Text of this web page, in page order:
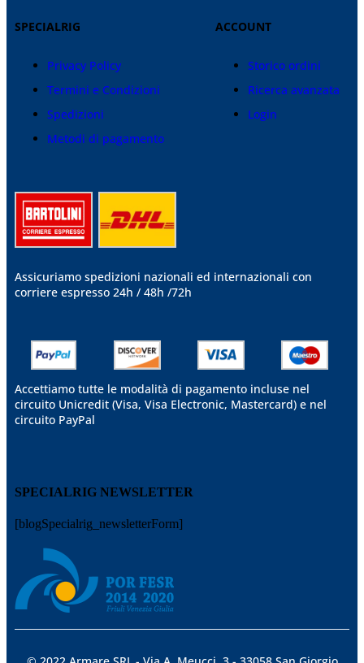
SPECIALRIG
Privacy Policy
Termini e Condizioni
Spedizioni
Metodi di pagamento
ACCOUNT
Storico ordini
Ricerca avanzata
Login
Assicuriamo spedizioni nazionali ed internazionali con
corriere espresso 24h / 48h /72h
Accettiamo tutte le modalità di pagamento incluse nel
circuito Unicredit (Visa, Visa Electronic, Mastercard) e nel
circuito PayPal
SPECIALRIG NEWSLETTER
[blogSpecialrig_newsletterForm]